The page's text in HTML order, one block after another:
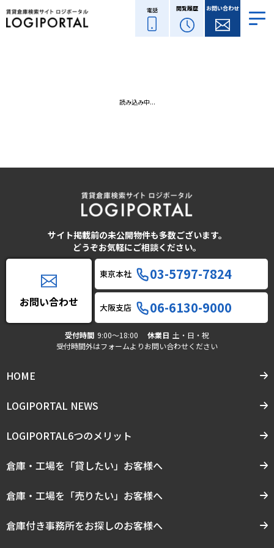
電話 閲覧履歴 お問い合わせ
読み込み中...
サイト掲載前の未公開物件も多数ございます。
どうぞお気軽にご相談ください。
お問い合わせ
東京本社 03-5797-7824
大阪支店 06-6130-9000
受付時間 9:00〜18:00 休業日 土・日・祝
受付時間外はフォームよりお問い合わせください
HOME
LOGIPORTAL NEWS
LOGIPORTAL6つのメリット
倉庫・工場を「貸したい」お客様へ
倉庫・工場を「売りたい」お客様へ
倉庫付き事務所をお探しのお客様へ